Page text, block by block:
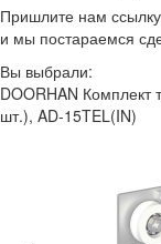
Пришлите нам
и мы постараемся
Вы выбрали:
DOORHAN Комплект
шт.), AD-15TEL(IN)